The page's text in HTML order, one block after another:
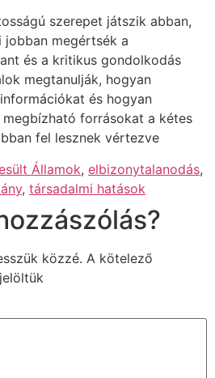
szerepet játszik abban,
megértsék a
és a kritikus gondolkodás
megtanulják, hogyan
és hogyan
forrásokat a kétes
fel lesznek vértezve
Államok, elbizonytalanodás,
, társadalmi hatások
közzé. A kötelező